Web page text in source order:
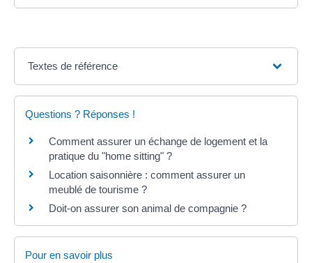
Textes de référence
Questions ? Réponses !
Comment assurer un échange de logement et la
pratique du "home sitting" ?
Location saisonnière : comment assurer un
meublé de tourisme ?
Doit-on assurer son animal de compagnie ?
Pour en savoir plus